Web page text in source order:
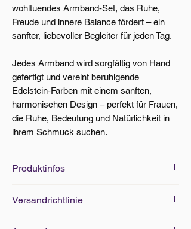
wohltuendes Armband‑Set, das Ruhe,
Freude und innere Balance fördert – ein
sanfter, liebevoller Begleiter für jeden Tag.
Jedes Armband wird sorgfältig von Hand
gefertigt und vereint beruhigende
Edelstein‑Farben mit einem sanften,
harmonischen Design – perfekt für Frauen,
die Ruhe, Bedeutung und Natürlichkeit in
ihrem Schmuck suchen.
Produktinfos
Armbänder Standard-Grösse: 18cm
Versandrichtlinie